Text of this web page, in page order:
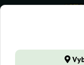
GanjaFarmer.cz